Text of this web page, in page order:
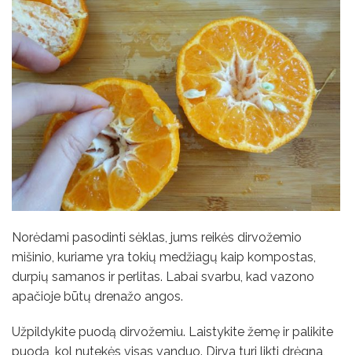
Norėdami pasodinti sėklas, jums reikės dirvožemio
mišinio, kuriame yra tokių medžiagų kaip kompostas,
durpių samanos ir perlitas. Labai svarbu, kad vazono
apačioje būtų drenažo angos.
Užpildykite puodą dirvožemiu. Laistykite žemę ir palikite
puodą, kol nutekės visas vanduo. Dirva turi likti drėgna,